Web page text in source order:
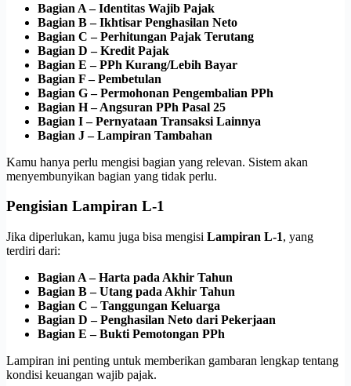
Bagian A – Identitas Wajib Pajak
Bagian B – Ikhtisar Penghasilan Neto
Bagian C – Perhitungan Pajak Terutang
Bagian D – Kredit Pajak
Bagian E – PPh Kurang/Lebih Bayar
Bagian F – Pembetulan
Bagian G – Permohonan Pengembalian PPh
Bagian H – Angsuran PPh Pasal 25
Bagian I – Pernyataan Transaksi Lainnya
Bagian J – Lampiran Tambahan
Kamu hanya perlu mengisi bagian yang relevan. Sistem akan
menyembunyikan bagian yang tidak perlu.
Pengisian Lampiran L-1
Jika diperlukan, kamu juga bisa mengisi Lampiran L-1, yang
terdiri dari:
Bagian A – Harta pada Akhir Tahun
Bagian B – Utang pada Akhir Tahun
Bagian C – Tanggungan Keluarga
Bagian D – Penghasilan Neto dari Pekerjaan
Bagian E – Bukti Pemotongan PPh
Lampiran ini penting untuk memberikan gambaran lengkap tentang
kondisi keuangan wajib pajak.